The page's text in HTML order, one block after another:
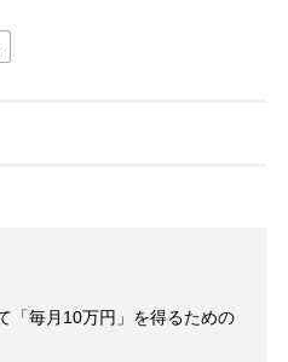
「毎月10万円」を得るための